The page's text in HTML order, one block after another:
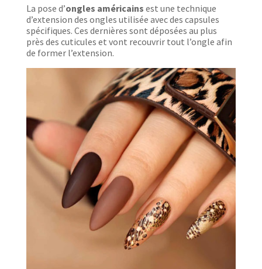
La pose d’ongles américains est une technique
d’extension des ongles utilisée avec des capsules
spécifiques. Ces dernières sont déposées au plus
près des cuticules et vont recouvrir tout l’ongle afin
de former l’extension.